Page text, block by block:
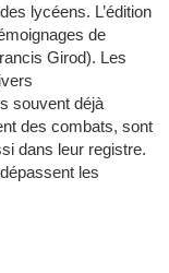
lycéens. L’édition
de
Girod). Les
souvent déjà
des combats, sont
dans leur registre.
les